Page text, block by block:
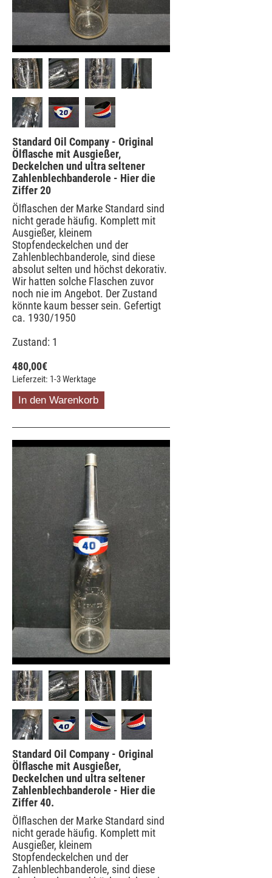
Standard Oil Company - Original
Ölflasche mit Ausgießer,
Deckelchen und ultra seltener
Zahlenblechbanderole - Hier die
Ziffer 20
Ölflaschen der Marke Standard sind
nicht gerade häufig. Komplett mit
Ausgießer, kleinem
Stopfendeckelchen und der
Zahlenblechbanderole, sind diese
absolut selten und höchst dekorativ.
Wir hatten solche Flaschen zuvor
noch nie im Angebot. Der Zustand
könnte kaum besser sein. Gefertigt
ca. 1930/1950
Zustand: 1
Lieferzeit: 1-3 Werktage
480,00€
Standard Oil Company - Original
Ölflasche mit Ausgießer,
Deckelchen und ultra seltener
Zahlenblechbanderole - Hier die
Ziffer 40.
Ölflaschen der Marke Standard sind
nicht gerade häufig. Komplett mit
Ausgießer, kleinem
Stopfendeckelchen und der
Zahlenblechbanderole, sind diese